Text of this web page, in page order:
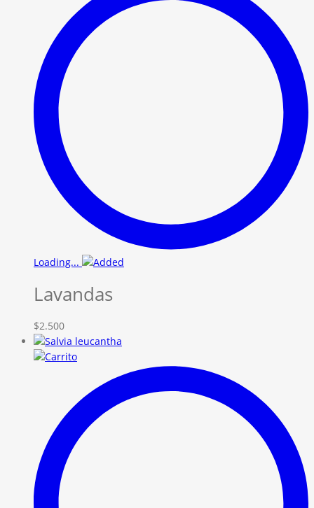
Loading...
Lavandas
$2.500